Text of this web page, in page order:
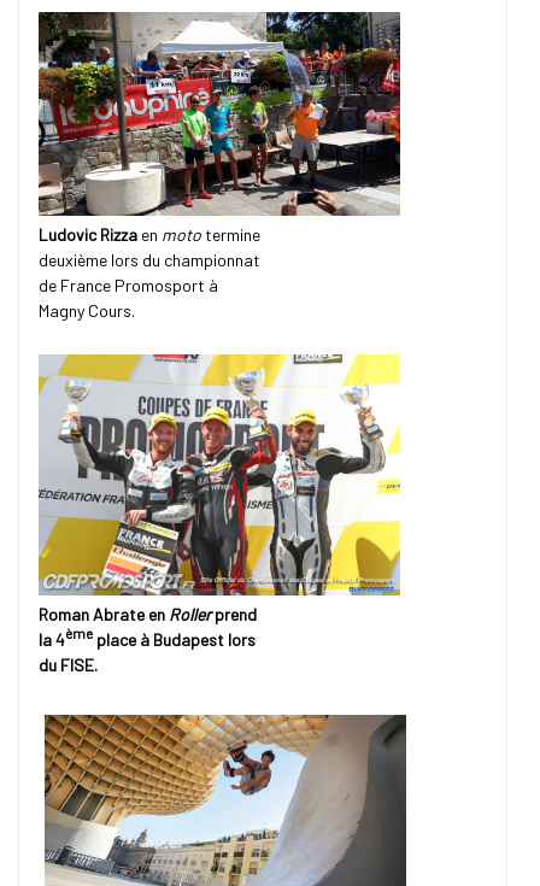
Ludovic Rizza en moto termine
deuxième lors du championnat
de France Promosport à
Magny Cours.
Roman Abrate en Rollerprend
la 4ème place à Budapest lors
du FISE.